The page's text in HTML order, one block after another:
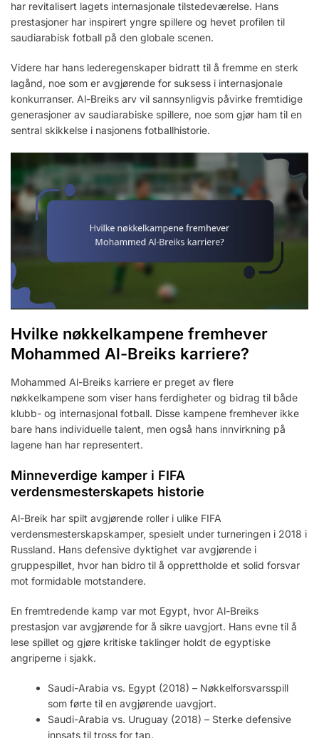
har revitalisert lagets internasjonale tilstedeværelse. Hans
prestasjoner har inspirert yngre spillere og hevet profilen til
saudiarabisk fotball på den globale scenen.
Videre har hans lederegenskaper bidratt til å fremme en sterk
lagånd, noe som er avgjørende for suksess i internasjonale
konkurranser. Al-Breiks arv vil sannsynligvis påvirke fremtidige
generasjoner av saudiarabiske spillere, noe som gjør ham til en
sentral skikkelse i nasjonens fotballhistorie.
Hvilke nøkkelkampene fremhever
Mohammed Al-Breiks karriere?
Mohammed Al-Breiks karriere er preget av flere
nøkkelkampene som viser hans ferdigheter og bidrag til både
klubb- og internasjonal fotball. Disse kampene fremhever ikke
bare hans individuelle talent, men også hans innvirkning på
lagene han har representert.
Minneverdige kamper i FIFA
verdensmesterskapets historie
Al-Breik har spilt avgjørende roller i ulike FIFA
verdensmesterskapskamper, spesielt under turneringen i 2018 i
Russland. Hans defensive dyktighet var avgjørende i
gruppespillet, hvor han bidro til å opprettholde et solid forsvar
mot formidable motstandere.
En fremtredende kamp var mot Egypt, hvor Al-Breiks
prestasjon var avgjørende for å sikre uavgjort. Hans evne til å
lese spillet og gjøre kritiske taklinger holdt de egyptiske
angriperne i sjakk.
Saudi-Arabia vs. Egypt (2018) – Nøkkelforsvarsspill
som førte til en avgjørende uavgjort.
Saudi-Arabia vs. Uruguay (2018) – Sterke defensive
innsats til tross for tap.